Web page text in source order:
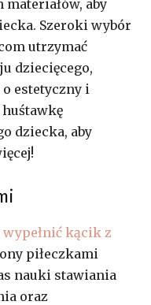
aby
Szeroki wybór
utrzymać
dziecięcego,
estetyczny i
dziecka, aby
wypełnić kącik z
piłeczkami
nauki stawiania
oraz